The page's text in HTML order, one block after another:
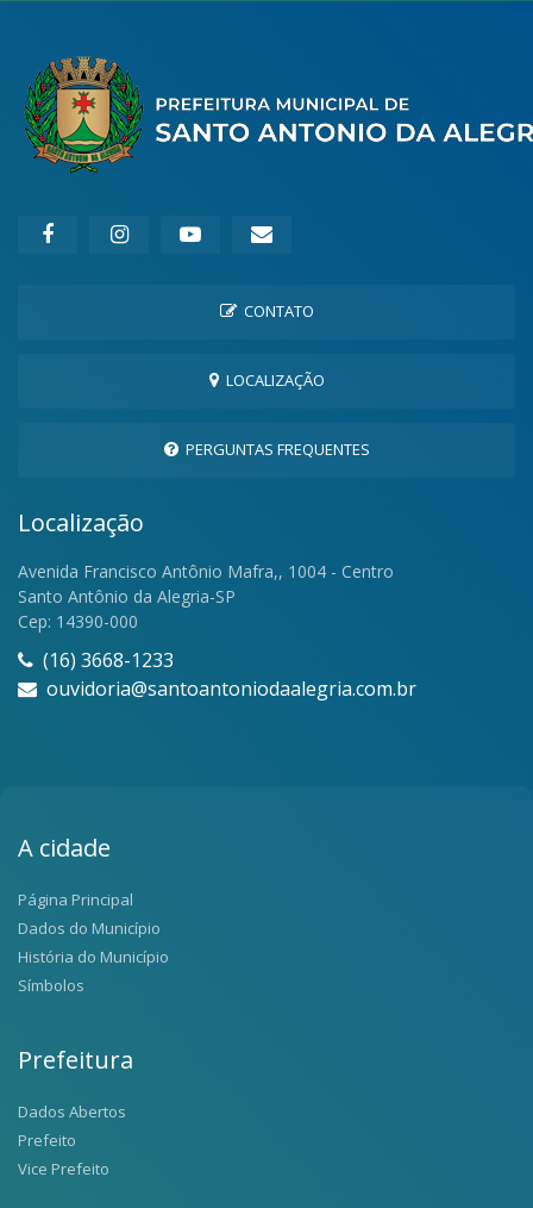
CONTATO
LOCALIZAÇÃO
PERGUNTAS FREQUENTES
Localização
Avenida Francisco Antônio Mafra,, 1004 - Centro
Santo Antônio da Alegria-SP
Cep: 14390-000
(16) 3668-1233
ouvidoria@santoantoniodaalegria.com.br
A cidade
Página Principal
Dados do Município
História do Município
Símbolos
Prefeitura
Dados Abertos
Prefeito
Vice Prefeito